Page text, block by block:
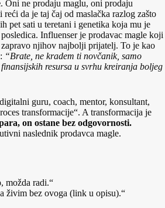
. Oni ne prodaju maglu, oni prodaju
da je taj čaj od maslačka razlog zašto
pet sati u teretani i genetika koja mu je
Influenser je prodavac magle koji
njihov najbolji prijatelj. To je kao
“Brate, ne kradem ti novčanik, samo
resursa u svrhu kreiranja boljeg
guru, coach, mentor, konsultant,
transformacije“. A transformacija je
on ostane bez odgovornosti.
naslednik prodavca magle.
možda radi.“
živim bez ovoga (link u opisu).“